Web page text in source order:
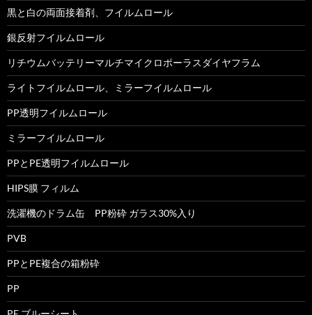
黒と白の両面接着剤、フイルムロール
銀反射フイルムロール
リチウムバッテリーマルチマイクロポーラスダイヤフラム
ライトフイルムロール、ミラーフイルムロール
PP透明フイルムロール
ミラーフイルムロール
PPとPE透明フイルムロール
HIPS膜 フィルム
洗濯機のドラム缶 PP粉砕 ガラス30%入り
PVB
PPとPE複合の箱粉砕
PP